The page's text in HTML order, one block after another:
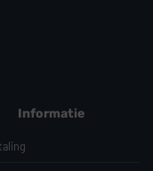
Informatie